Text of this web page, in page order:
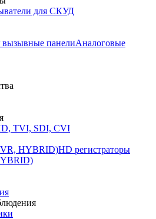
для СКУД
вызывные панелиАналоговые
TVI, SDI, CVI
HYBRID)HD регистраторы